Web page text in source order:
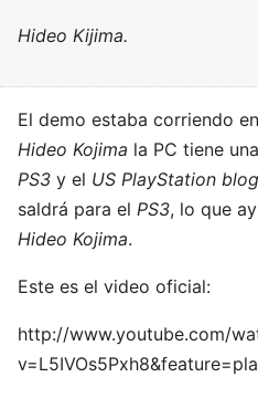
Hideo Kijima.
El demo estaba corriendo
Hideo Kojima la PC tiene
PS3 y el US PlayStation blog
saldrá para el PS3, lo que
Hideo Kojima.
Este es el video oficial:
http://www.youtube.com/